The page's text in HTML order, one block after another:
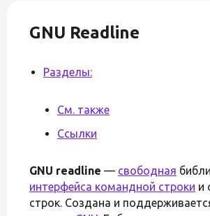
GNU Readline
Разделы:
См. также
Ссылки
GNU readline — свободная
интерфейса командной строки и
строк. Создана и